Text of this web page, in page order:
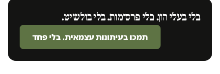
בלי בעלי הון. בלי פרסומות. בלי בולשיט.
תמכו בעיתונות עצמאית. בלי פחד